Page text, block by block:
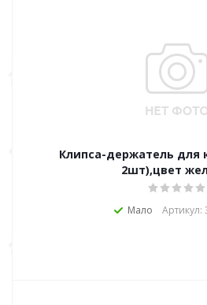
Клипса-держатель для
2шт),цвет
Мало Артикул: